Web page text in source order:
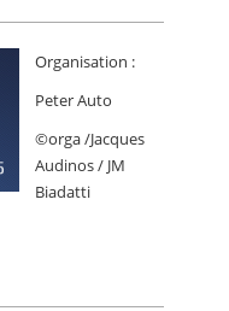
Organisation :
Peter Auto
©orga /Jacques
Audinos / JM
Biadatti